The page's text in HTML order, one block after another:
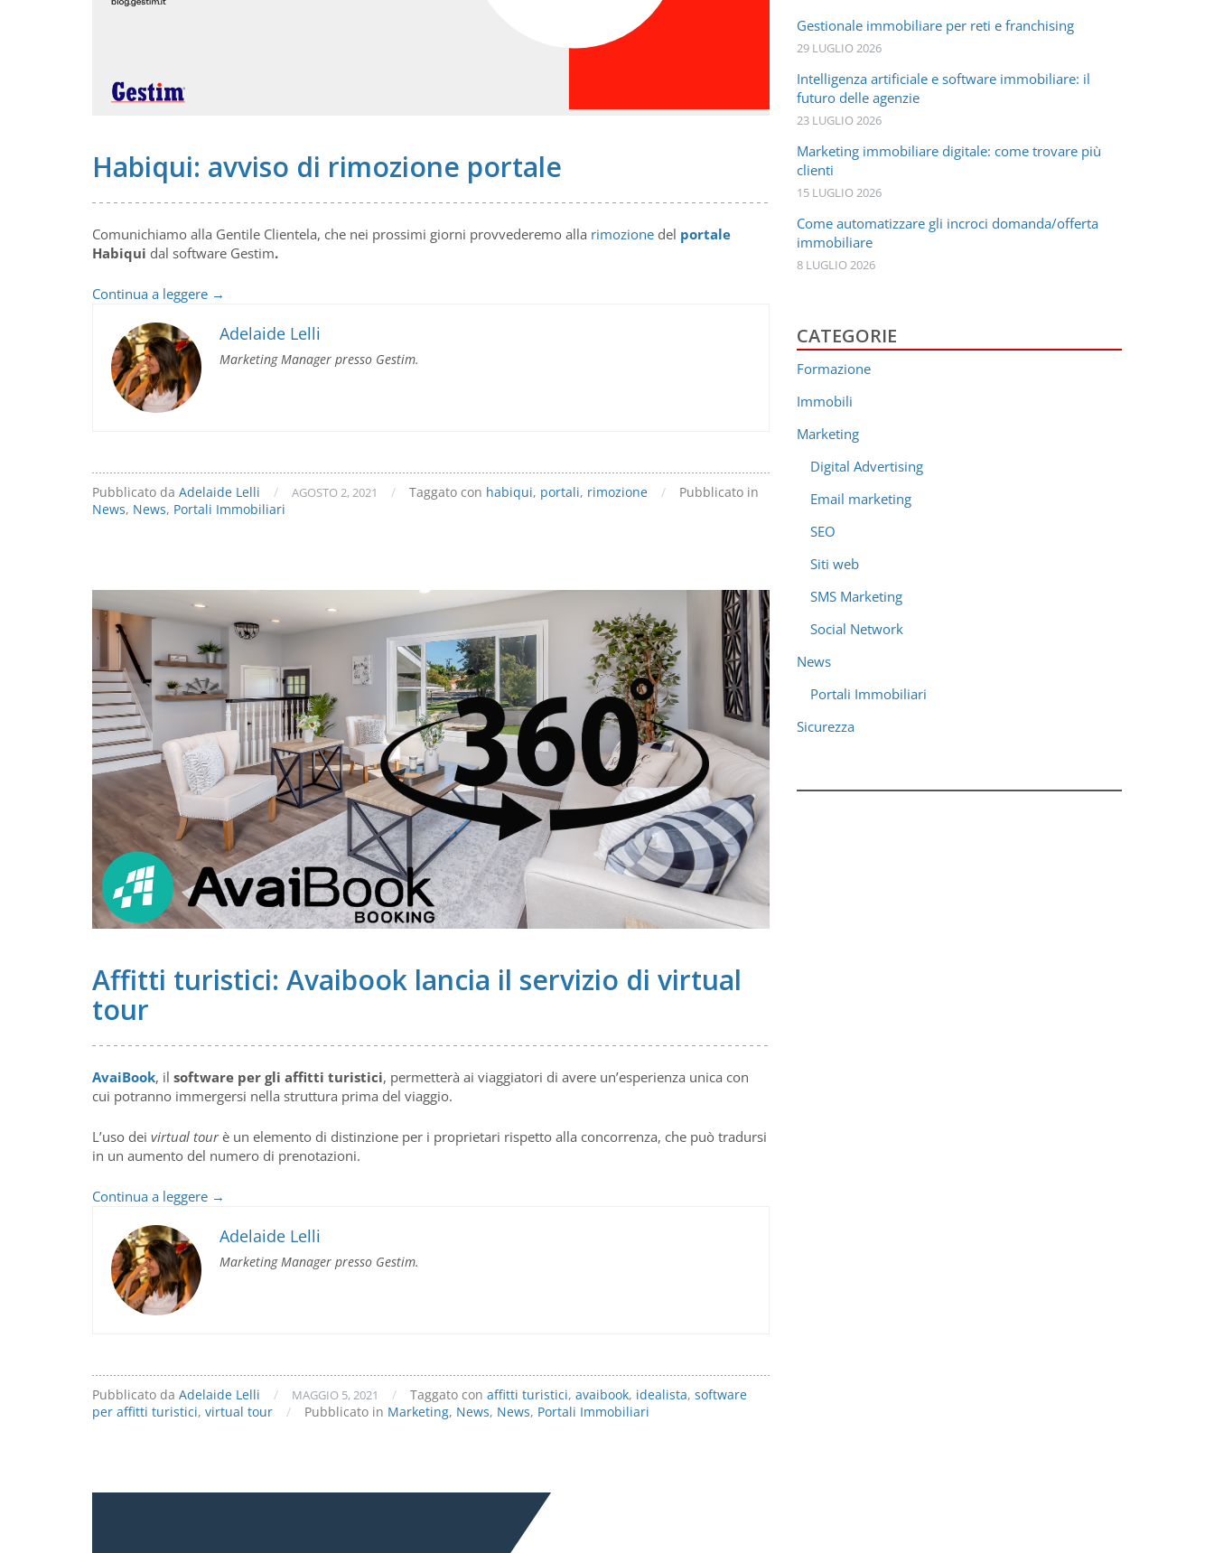
Habiqui: avviso di rimozione portale
Comunichiamo alla Gentile Clientela, che nei prossimi giorni provvederemo alla rimozione del portale
Habiqui dal software Gestim.
Continua a leggere Habiqui:
di
rimozione
portale
→
Adelaide Lelli
Marketing Manager presso Gestim.
Pubblicato da Adelaide Lelli / AGOSTO 2, 2021 / Taggato con habiqui, portali, rimozione /
Pubblicato in
News, News, Portali Immobiliari
Affitti turistici: Avaibook lancia il servizio di virtual
tour
AvaiBook, il software per gli affitti turistici, permetterà ai viaggiatori di avere un’esperienza unica con
cui potranno immergersi nella struttura prima del viaggio.
L’uso dei virtual tourè un elemento di distinzione per i proprietari rispetto alla concorrenza, che può tradursi
in un aumento del numero di prenotazioni.
Continua a leggere Affitti
Avaibook
lancia
→
Adelaide Lelli
Marketing Manager presso Gestim.
Pubblicato da Adelaide Lelli / MAGGIO 5, 2021 / Taggato con affitti turistici, avaibook, idealista, software
per affitti turistici, virtual tour / Pubblicato in Marketing, News, News, Portali Immobiliari
Gestionale immobiliare per reti e franchising
29 LUGLIO 2026
Intelligenza artificiale e software immobiliare: il
futuro delle agenzie
23 LUGLIO 2026
Marketing immobiliare digitale: come trovare più
clienti
15 LUGLIO 2026
Come automatizzare gli incroci domanda/offerta
immobiliare
8 LUGLIO 2026
CATEGORIE
Formazione
Immobili
Marketing
Digital Advertising
Email marketing
SEO
Siti web
SMS Marketing
Social Network
News
Portali Immobiliari
Sicurezza